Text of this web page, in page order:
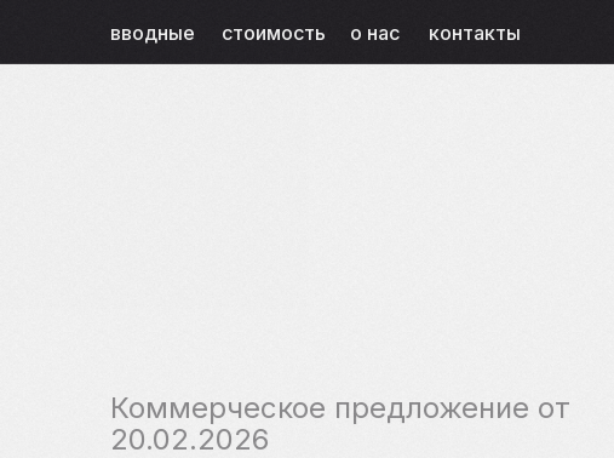
вводные о нас
стоимость контакты
Коммерческое предложение от
20.02.2026